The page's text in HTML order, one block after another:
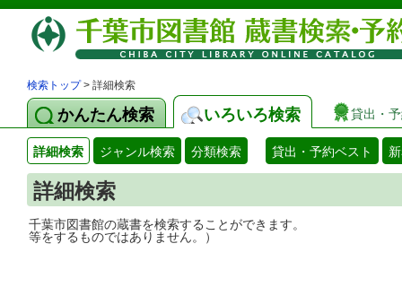
検索トップ> 詳細検索
かんたん検索 いろいろ検索 貸出・
詳細検索 ジャンル検索 分類検索 貸出・予約ベスト
詳細検索
千葉市図書館の蔵書を検索することがで
等をするものではありません。）